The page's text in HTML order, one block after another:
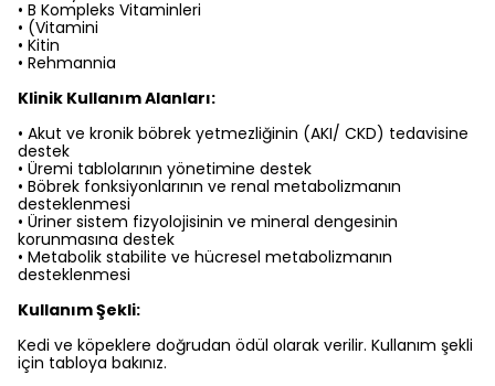
• B Kompleks Vitaminleri
• (Vitamini
• Kitin
• Rehmannia
Klinik Kullanım Alanları:
• Akut ve kronik böbrek yetmezliğinin (AKI/ CKD) tedavisine
destek
• Üremi tablolarının yönetimine destek
• Böbrek fonksiyonlarının ve renal metabolizmanın
desteklenmesi
• Üriner sistem fizyolojisinin ve mineral dengesinin
korunmasına destek
• Metabolik stabilite ve hücresel metabolizmanın
desteklenmesi
Kullanım Şekli:
Kedi ve köpeklere doğrudan ödül olarak verilir. Kullanım şekli
için tabloya bakınız.